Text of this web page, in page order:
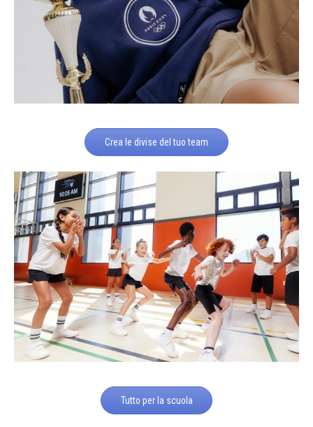
Crea le divise del tuo team
Tutto per la scuola